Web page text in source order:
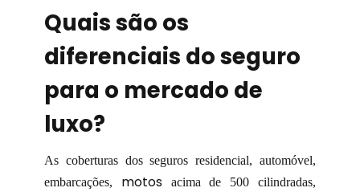
Quais são os
diferenciais do seguro
para o mercado de
luxo?
As coberturas dos seguros residencial, automóvel,
embarcações, motosacima de 500 cilindradas,